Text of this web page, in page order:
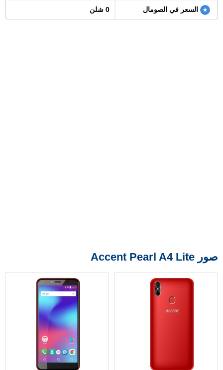
السعر في الصومال 0 شلن
صور Accent Pearl A4 Lite